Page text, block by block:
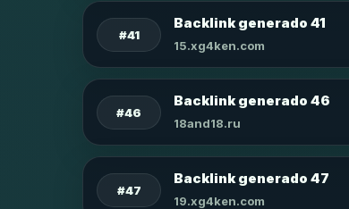
#41
Backlink generado 41
15.xg4ken.com
#46
Backlink generado 46
18and18.ru
#47
Backlink generado 47
19.xg4ken.com